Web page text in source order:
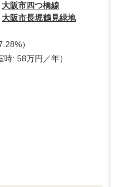
大阪市四つ橋線
大阪市長堀鶴見緑地
）
: 58万円／年）